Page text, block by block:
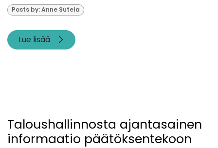
Posts by: Anne Sutela
Lue lisää
Taloushallinnosta ajantasainen
informaatio päätöksentekoon